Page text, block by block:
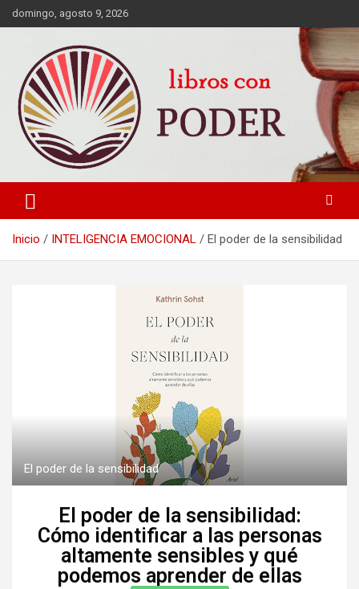
domingo, agosto 9, 2026
Libros con Poder
LIBROS DE CRECIMIENTO DESARROLLO PERSONAL FINANZAS
PERSONALES MOTIVACION AUTOAYUDA MEJORES RANKING
Inicio INTELIGENCIA EMOCIONAL El poder de la sensibilidad
El poder de la sensibilidad
El poder de la sensibilidad:
Cómo identificar a las personas
altamente sensibles y qué
podemos aprender de ellas